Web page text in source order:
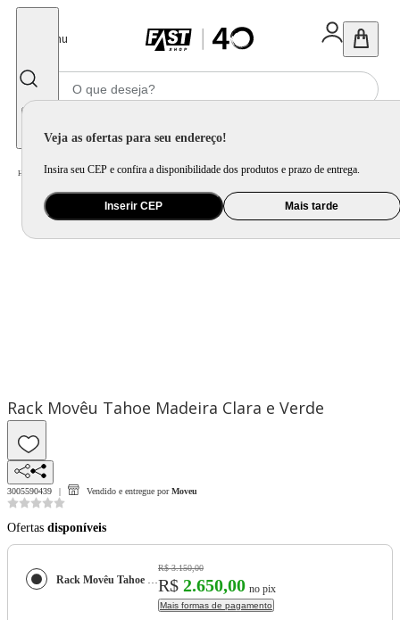
Menu
Veja as ofertas para seu endereço!
Insira seu CEP e confira a disponibilidade dos produtos e prazo de entrega.
Inserir CEP Mais tarde
Home Móveis e Decoração / Móveis para Sala de Estar / Rack e Painel
Rack Movêu Tahoe Madeira Clara e Verde
3005590439 Vendido e entregue por Moveu
Ofertas disponíveis
Rack Movêu Tahoe Madeira Clara e Verde
R$ 3.150,00
R$ 2.650,00 no pix
Mais formas de pagamento